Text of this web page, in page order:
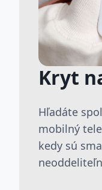
Kryt
Hľadáte
mobilný
kedy sú